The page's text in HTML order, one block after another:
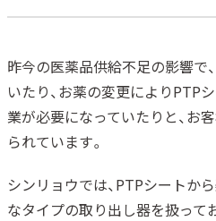
昨今の医薬品供給不足の影響で
いたり、お薬の変更によりPTP
業が必要になっていたりと、お
られています。
シンリョウでは、PTPシートか
なタイプの取り出し器を扱って